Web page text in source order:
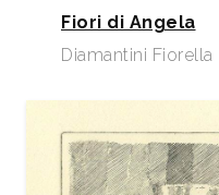
Nel marzo 1993 -
incisioni vengono
Fiori di Angela
Diamantini Fiorella